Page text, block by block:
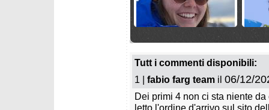
stagione 2026/2027
Tutt i commenti disponibili:
1 | fabio farg team il 06/12/
Dei primi 4 non ci sta niente
letto l'ordine d'arrivo sul sito